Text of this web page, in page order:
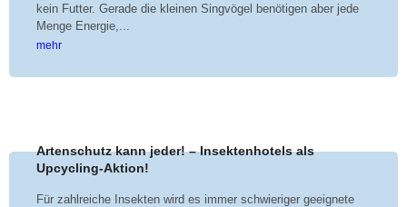
kein Futter. Gerade die kleinen Singvögel benötigen aber jede
Menge Energie,...
mehr
Artenschutz kann jeder! – Insektenhotels als
Upcycling-Aktion!
Für zahlreiche Insekten wird es immer schwieriger geeignete